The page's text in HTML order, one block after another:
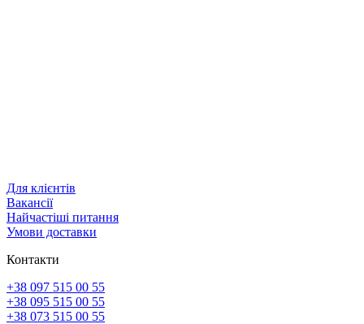
Для клієнтів
Вакансії
Найчастіші питання
Умови доставки
Контакти
+38 097 515 00 55
+38 095 515 00 55
+38 073 515 00 55